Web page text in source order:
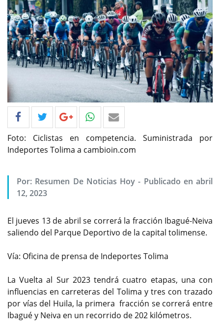
Foto: Ciclistas en competencia. Suministrada por
Indeportes Tolima a cambioin.com
Por: Resumen De Noticias Hoy - Publicado en abril
12, 2023
El jueves 13 de abril se correrá la fracción Ibagué-Neiva
saliendo del Parque Deportivo de la capital tolimense.
Vía: Oficina de prensa de Indeportes Tolima
La Vuelta al Sur 2023 tendrá cuatro etapas, una con
influencias en carreteras del Tolima y tres con trazado
por vías del Huila, la primera fracción se correrá entre
Ibagué y Neiva en un recorrido de 202 kilómetros.